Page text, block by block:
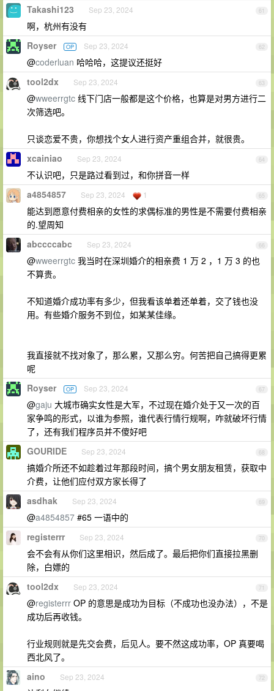
61
Takashi123 Sep 23, 2024
啊，杭州有没有
62
Royser OP Sep 23, 2024
@coderluan 哈哈哈，这提议还挺好
63
tool2dx Sep 23, 2024
@wweerrgtc 线下门店一般都是这个价格，也算是对男方进行二
次筛选吧。
只谈恋爱不贵，你想找个女人进行资产重组合并，就很贵。
64
xcainiao Sep 23, 2024
不认识吧，只是路过看到过，和你拼音一样
65
a4854857 Sep 23, 2024 1
能达到愿意付费相亲的女性的求偶标准的男性是不需要付费相亲
的.望周知
66
abccccabc Sep 23, 2024
@wweerrgtc 我当时在深圳婚介的相亲费 1 万 2 ，1 万 3 的也
不算贵。
不知道婚介成功率有多少，但我看该单着还单着，交了钱也没
用。有些婚介服务不到位，如某某佳缘。
我直接就不找对象了，那么累，又那么穷。何苦把自己搞得更累
呢
67
Royser OP Sep 23, 2024
@gaju 大城市确实女性是大军，不过现在婚介处于又一次的百
家争鸣的形式，以谁为参照，谁代表行情行规啊，咋就破坏行情
了，还有我们程序员并不傻好吧
68
GOURIDE Sep 23, 2024
搞婚介所还不如趁着过年那段时间，搞个男女朋友租赁，获取中
介费，让他们应付双方家长得了
69
asdhak Sep 23, 2024
@a4854857 #65 一语中的
70
registerrr Sep 23, 2024
会不会有从你们这里相识，然后成了。最后把你们直接拉黑删
除，白嫖的
71
tool2dx Sep 23, 2024
@registerrr OP 的意思是成功为目标（不成功也没办法），不是
成功后再收钱。
行业规则就是先交会费，后见人。要不然这成功率，OP 真要喝
西北风了。
72
aino Sep 23, 2024